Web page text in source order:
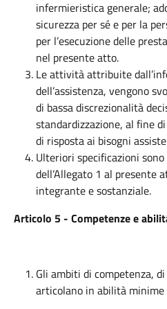
infermieristica generale;
sicurezza per sé e per la
per l’esecuzione delle
nel presente atto.
Le attività attribuite
dell’assistenza, vengono
di bassa discrezionalità
standardizzazione, al fine
di risposta ai bisogni
Ulteriori specificazioni
dell’Allegato 1 al presente
integrante e sostanziale.
Articolo 5 - Competenze e
Gli ambiti di competenza,
articolano in abilità minime